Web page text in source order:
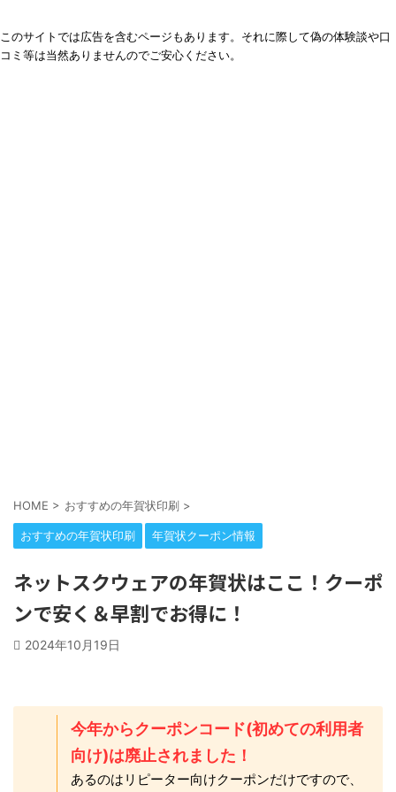
このサイトでは広告を含むページもあります。それに際して偽の体験談や口
コミ等は当然ありませんのでご安心ください。
HOME > おすすめの年賀状印刷 >
おすすめの年賀状印刷 年賀状クーポン情報
ネットスクウェアの年賀状はここ！クーポ
ンで安く＆早割でお得に！
2024年10月19日
今年からクーポンコード(初めての利用者
向け)は廃止されました！
あるのはリピーター向けクーポンだけですので、